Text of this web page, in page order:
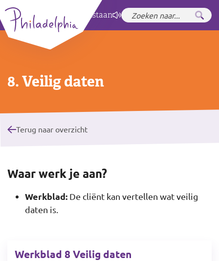
Zet hoog contrastaan
8. Veilig daten
Terug naar overzicht
Waar werk je aan?
Werkblad: De cliënt kan vertellen wat veilig
daten is.
Werkblad 8 Veilig daten